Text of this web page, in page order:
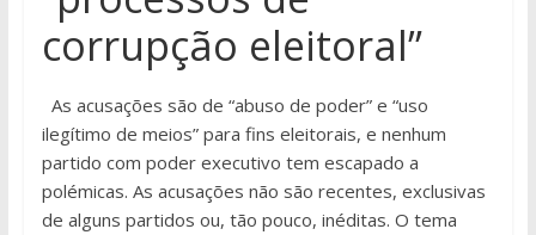
corrupção eleitoral”
As acusações são de “abuso de poder” e “uso
ilegítimo de meios” para fins eleitorais, e nenhum
partido com poder executivo tem escapado a
polémicas. As acusações não são recentes, exclusivas
de alguns partidos ou, tão pouco, inéditas. O tema